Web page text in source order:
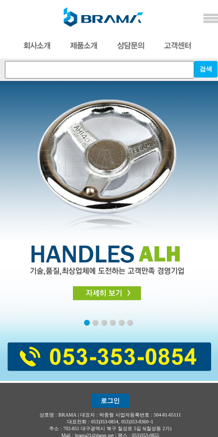
로그인
상호명 : BRAMA | 대표자 : 박중형 사업자등록번호 : 504-81-65111
대표전화 : 053)353-0854, 053)353-8360~1
주소 : 702-851 대구광역시 북구 칠성로 5길 6(칠성동 2가)
Mail : brama21@daum.net | 팩스 : 053)353-0855